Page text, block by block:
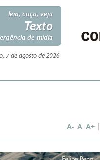
leia, ouça, veja
Texto
de mídia
7 de agosto de 2026
A- A A+